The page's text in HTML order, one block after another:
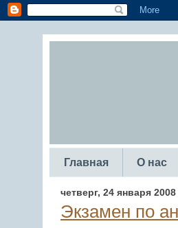
Главная О нас
четверг, 24 января 2008
Экзамен по